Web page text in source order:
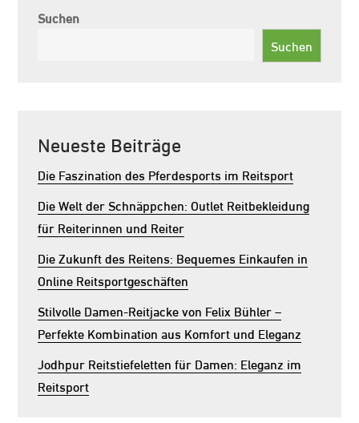
Suchen
Suchen
Neueste Beiträge
Die Faszination des Pferdesports im Reitsport
Die Welt der Schnäppchen: Outlet Reitbekleidung
für Reiterinnen und Reiter
Die Zukunft des Reitens: Bequemes Einkaufen in
Online Reitsportgeschäften
Stilvolle Damen-Reitjacke von Felix Bühler –
Perfekte Kombination aus Komfort und Eleganz
Jodhpur Reitstiefeletten für Damen: Eleganz im
Reitsport